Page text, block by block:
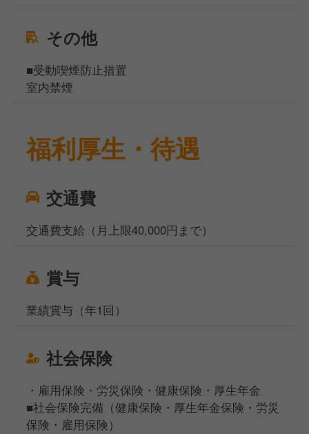
その他
■受動喫煙防止措置
室内禁煙
福利厚生・待遇
交通費
交通費支給（月上限40,000円まで）
賞与
業績賞与（年1回）
社会保険
・雇用保険・労災保険・健康保険・厚生年金
■社会保険完備（健康保険・厚生年金保険・労災
保険・雇用保険）